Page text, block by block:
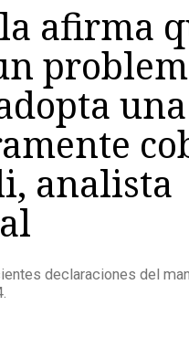
afirma
una
analista
declaraciones del